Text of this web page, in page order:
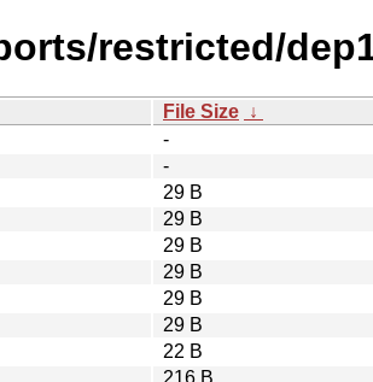
restricted/
File Size ↓
-
-
29 B
29 B
29 B
29 B
29 B
29 B
22 B
216 B